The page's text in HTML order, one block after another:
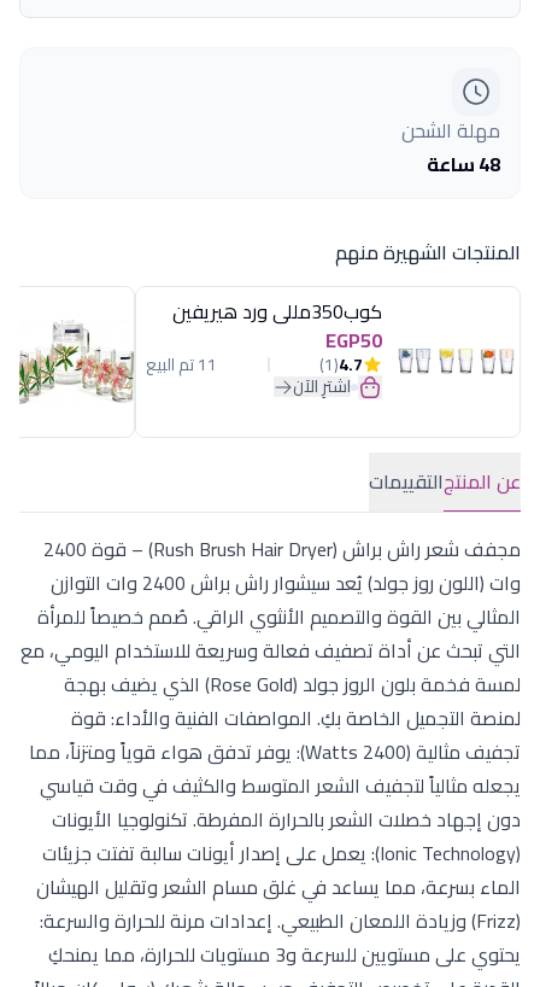
مهلة الشحن
48 ساعة
المنتجات الشهيرة منهم
كوب350مللى ورد هيريفين
EGP50
4.7
(1) 11 تم البيع
اشترِ الآن
عن المنتجالتقييمات
مجفف شعر راش براش (Rush Brush Hair Dryer) – قوة 2400
وات (اللون روز جولد) يُعد سيشوار راش براش 2400 وات التوازن
المثالي بين القوة والتصميم الأنثوي الراقي. صُمم خصيصاً للمرأة
التي تبحث عن أداة تصفيف فعالة وسريعة للاستخدام اليومي، مع
لمسة فخمة بلون الروز جولد (Rose Gold) الذي يضيف بهجة
لمنصة التجميل الخاصة بكِ. المواصفات الفنية والأداء: قوة
تجفيف مثالية (2400 Watts): يوفر تدفق هواء قوياً ومتزناً، مما
يجعله مثالياً لتجفيف الشعر المتوسط والكثيف في وقت قياسي
دون إجهاد خصلات الشعر بالحرارة المفرطة. تكنولوجيا الأيونات
(Ionic Technology): يعمل على إصدار أيونات سالبة تفتت جزيئات
الماء بسرعة، مما يساعد في غلق مسام الشعر وتقليل الهيشان
(Frizz) وزيادة اللمعان الطبيعي. إعدادات مرنة للحرارة والسرعة:
يحتوي على مستويين للسرعة و3 مستويات للحرارة، مما يمنحكِ